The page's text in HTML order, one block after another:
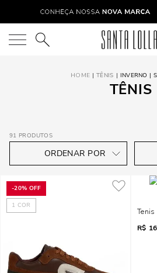
O que você está procurando?
TÊNIS INVERNO |
TÊNIS
91 PRODUTOS
-20% OFF
1 COR
Tenis
R$